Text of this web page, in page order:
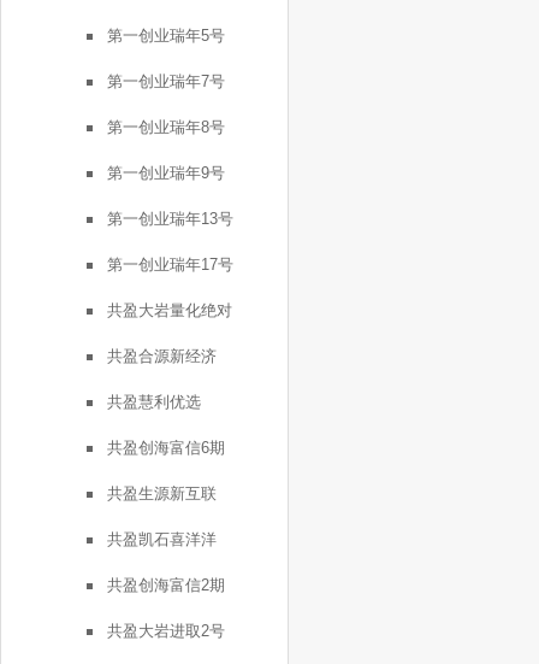
第一创业瑞年5号
第一创业瑞年7号
第一创业瑞年8号
第一创业瑞年9号
第一创业瑞年13号
第一创业瑞年17号
共盈大岩量化绝对
共盈合源新经济
共盈慧利优选
共盈创海富信6期
共盈生源新互联
共盈凯石喜洋洋
共盈创海富信2期
共盈大岩进取2号